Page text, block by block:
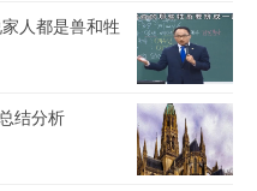
人都是兽和牲
结分析